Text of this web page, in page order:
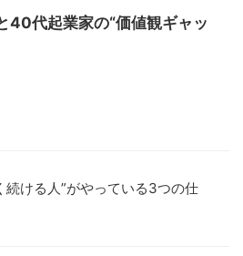
40代起業家の“価値観ギャッ
続ける人”がやっている3つの仕